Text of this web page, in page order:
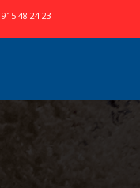
48 24 23